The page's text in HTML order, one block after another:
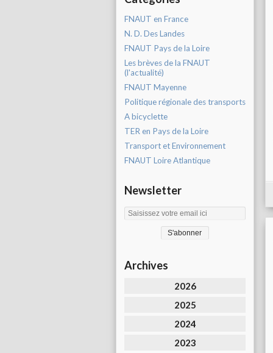
FNAUT en France
N. D. Des Landes
FNAUT Pays de la Loire
Les brèves de la FNAUT
(l'actualité)
FNAUT Mayenne
Politique régionale des transports
A bicyclette
TER en Pays de la Loire
Transport et Environnement
FNAUT Loire Atlantique
Newsletter
Archives
2026
2025
2024
2023